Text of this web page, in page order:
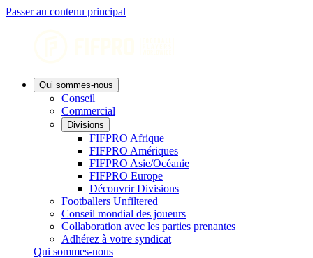
Passer au contenu principal
Qui sommes-nous
Conseil
Commercial
Divisions
FIFPRO Afrique
FIFPRO Amériques
FIFPRO Asie/Océanie
FIFPRO Europe
Découvrir Divisions
Footballers Unfiltered
Conseil mondial des joueurs
Collaboration avec les parties prenantes
Adhérez à votre syndicat
Qui sommes-nous